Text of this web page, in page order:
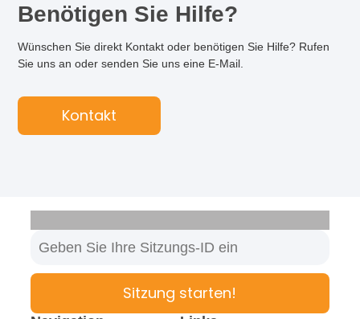
Benötigen Sie Hilfe?
Wünschen Sie direkt Kontakt oder benötigen Sie Hilfe? Rufen
Sie uns an oder senden Sie uns eine E-Mail.
Kontakt
Sitzung starten!